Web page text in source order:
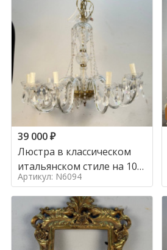
39 000₽
Люстра в классическом
итальянском стиле на 10
ламп. в стиле
Артикул: N6094